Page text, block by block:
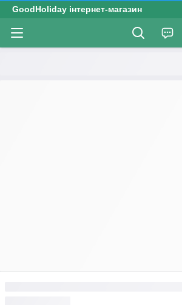
GoodHoliday інтернет-магазин